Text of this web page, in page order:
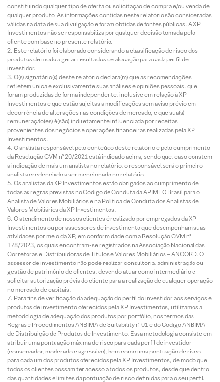
constituindo qualquer tipo de oferta ou solicitação de compra e/ou venda de
qualquer produto. As informações contidas neste relatório são consideradas
válidas na data de sua divulgação e foram obtidas de fontes públicas. A XP
Investimentos não se responsabiliza por qualquer decisão tomada pelo
cliente com base no presente relatório.
Este relatório foi elaborado considerando a classificação de risco dos
produtos de modo a gerar resultados de alocação para cada perfil de
investidor.
O(s) signatário(s) deste relatório declara(m) que as recomendações
refletem única e exclusivamente suas análises e opiniões pessoais, que
foram produzidas de forma independente, inclusive em relação à XP
Investimentos e que estão sujeitas a modificações sem aviso prévio em
decorrência de alterações nas condições de mercado, e que sua(s)
remuneração(es) é(são) indiretamente influenciada por receitas
provenientes dos negócios e operações financeiras realizadas pela XP
Investimentos.
O analista responsável pelo conteúdo deste relatório e pelo cumprimento
da Resolução CVM nº 20/2021 está indicado acima, sendo que, caso constem
a indicação de mais um analista no relatório, o responsável será o primeiro
analista credenciado a ser mencionado no relatório.
Os analistas da XP Investimentos estão obrigados ao cumprimento de
todas as regras previstas no Código de Conduta da APIMEC Brasil para o
Analista de Valores Mobiliários e na Política de Conduta dos Analistas de
Valores Mobiliários da XP Investimentos.
O atendimento de nossos clientes é realizado por empregados da XP
Investimentos ou por assessores de investimento que desempenham suas
atividades por meio da XP, em conformidade com a Resolução CVM nº
178/2023, os quais encontram-se registrados na Associação Nacional das
Corretoras e Distribuidoras de Títulos e Valores Mobiliários – ANCORD. O
assessor de investimento não pode realizar consultoria, administração ou
gestão de patrimônio de clientes, devendo atuar como intermediário e
solicitar autorização prévia do cliente para a realização de qualquer operação
no mercado de capitais.
Para fins de verificação da adequação do perfil do investidor aos serviços e
produtos de investimento oferecidos pela XP Investimentos, utilizamos a
metodologia de adequação dos produtos por portfólio, nos termos das
Regras e Procedimentos ANBIMA de Suitability nº 01 e do Código ANBIMA
de Distribuição de Produtos de Investimento. Essa metodologia consiste em
atribuir uma pontuação máxima de risco para cada perfil de investidor
(conservador, moderado e agressivo), bem como uma pontuação de risco
para cada um dos produtos oferecidos pela XP Investimentos, de modo que
todos os clientes possam ter acesso a todos os produtos, desde que dentro
das quantidades e limites da pontuação de risco definidas para o seu perfil.